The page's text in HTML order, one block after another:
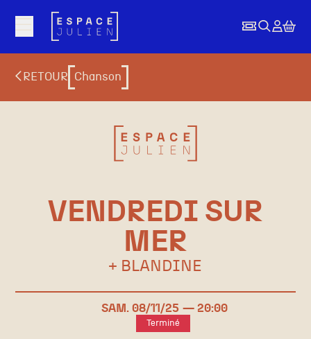
RETOUR Chanson
VENDREDI SUR
MER
+ BLANDINE
SAM. 08/11 /25 20:00
Terminé